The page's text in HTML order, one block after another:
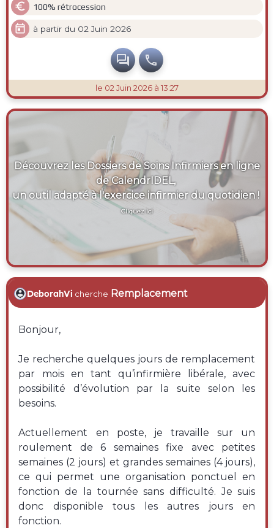
 100% rétrocession
 à partir du 02 Juin 2026
 
le 02 Juin 2026 à 13:27
Découvrez les Dossiers de Soins Infirmiers en ligne
de CalendrIDEL,
un outil adapté à l'exercice infirmier du quotidien !
Cliquez ici
DeborahVi cherche Remplacement
Bonjour,
Je recherche quelques jours de remplacement
par mois en tant qu’infirmière libérale, avec
possibilité d’évolution par la suite selon les
besoins.
Actuellement en poste, je travaille sur un
roulement de 6 semaines fixe avec petites
semaines (2 jours) et grandes semaines (4 jours),
ce qui permet une organisation ponctuel en
fonction de la tournée sans difficulté. Je suis
donc disponible tous les autres jours en
fonction.